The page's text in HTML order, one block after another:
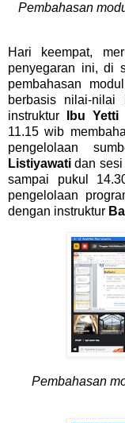
Pembahasan
Hari keempat,
penyegaran ini, di
pembahasan
berbasis nilai-nilai
instruktur Ibu Yetti
11.15 wib
pengelolaan
Listiyawati dan
sampai pukul
pengelolaan
dengan instruktur
Pembahasan